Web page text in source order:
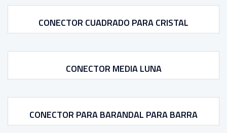
CONECTOR CUADRADO PARA CRISTAL
CONECTOR MEDIA LUNA
CONECTOR PARA BARANDAL PARA BARRA